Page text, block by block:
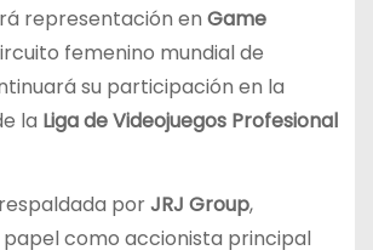
representación en Game
femenino mundial de
su participación en la
la Liga de Videojuegos Profesional
porJRJ Group,
como accionista principal